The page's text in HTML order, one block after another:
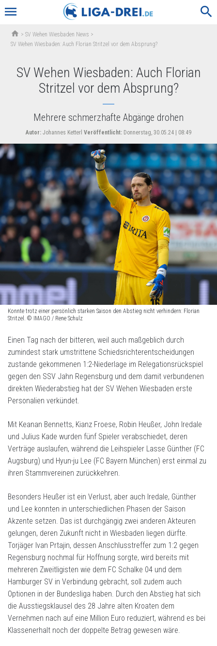
menu search
home >SV Wehen Wiesbaden News >
SV Wehen Wiesbaden: Auch Florian Stritzel vor dem Absprung?
SV Wehen Wiesbaden: Auch Florian
Stritzel vor dem Absprung?
Mehrere schmerzhafte Abgänge drohen
Autor: Johannes Ketterl Veröffentlicht: Donnerstag, 30.05.24 | 08:49
Konnte trotz einer persönlich starken Saison den Abstieg nicht verhindern: Florian
Stritzel. © IMAGO / Rene Schulz
Einen Tag nach der bitteren, weil auch maßgeblich durch
zumindest stark umstrittene Schiedsrichterentscheidungen
zustande gekommenen 1:2-Niederlage im Relegationsrückspiel
gegen den SSV Jahn Regensburg und dem damit verbundenen
direkten Wiederabstieg hat der SV Wehen Wiesbaden erste
Personalien verkündet.
Mit Keanan Bennetts, Kianz Froese, Robin Heußer, John Iredale
und Julius Kade wurden fünf Spieler verabschiedet, deren
Verträge auslaufen, während die Leihspieler Lasse Günther (FC
Augsburg) und Hyun-ju Lee (FC Bayern München) erst einmal zu
ihren Stammvereinen zurückkehren.
Besonders Heußer ist ein Verlust, aber auch Iredale, Günther
und Lee konnten in unterschiedlichen Phasen der Saison
Akzente setzen. Das ist durchgängig zwei anderen Akteuren
gelungen, deren Zukunft nicht in Wiesbaden liegen dürfte.
Torjäger Ivan Prtajin, dessen Anschlusstreffer zum 1:2 gegen
Regensburg nochmal für Hoffnung sorgte, wird bereits mit
mehreren Zweitligisten wie dem FC Schalke 04 und dem
Hamburger SV in Verbindung gebracht, soll zudem auch
Optionen in der Bundesliga haben. Durch den Abstieg hat sich
die Ausstiegsklausel des 28 Jahre alten Kroaten dem
Vernehmen nach auf eine Million Euro reduziert, während es bei
Klassenerhalt noch der doppelte Betrag gewesen wäre.